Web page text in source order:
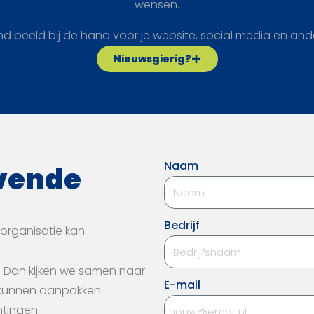
wensen.
beeld bij de hand voor je website, social media en
Nieuwsgierig?
kan
kijken we samen naar
aanpakken.
Naam
Bedrijf
E-mail